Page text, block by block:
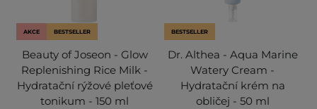
AKCE BESTSELLER
Beauty of Joseon - Glow
Replenishing Rice Milk -
Hydratační rýžové pleťové
tonikum - 150 ml
BESTSELLER
Dr. Althea - Aqua Marine
Watery Cream -
Hydratační krém na
obličej - 50 ml